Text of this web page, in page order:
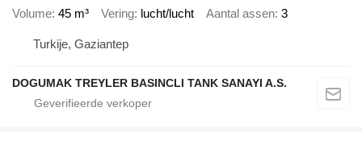
Volume 45 m³ Vering lucht/lucht Aantal assen 3
Turkije, Gaziantep
DOGUMAK TREYLER BASINCLI TANK SANAYI A.S.